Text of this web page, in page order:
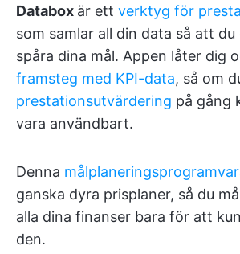
Databox är ett verktyg för
som samlar all din data så att du
spåra dina mål. Appen låter dig
framsteg med KPI-data, så om
prestationsutvärdering på gång
vara användbart.
Denna
ganska dyra prisplaner, så du
alla dina finanser bara för att
den.